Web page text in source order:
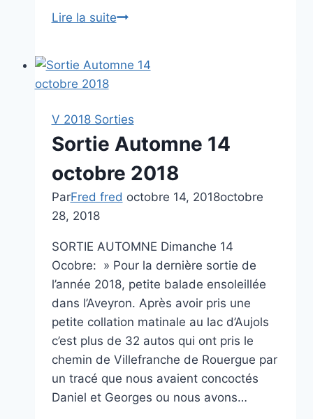
Lire la suiteLe
l’armistice
grande
guerre
11
1918
2018
V 2018 Sorties
Sortie Automne 14
octobre 2018
ParFred fred octobre 14, 2018octobre
28, 2018
SORTIE AUTOMNE Dimanche 14
Ocobre: » Pour la dernière sortie de
l’année 2018, petite balade ensoleillée
dans l’Aveyron. Après avoir pris une
petite collation matinale au lac d’Aujols
c’est plus de 32 autos qui ont pris le
chemin de Villefranche de Rouergue par
un tracé que nous avaient concoctés
Daniel et Georges ou nous avons…